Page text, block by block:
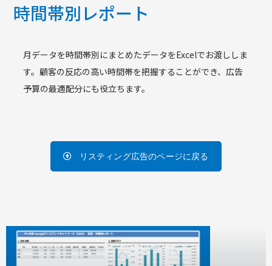
時間帯別レポート
月データを時間帯別にまとめたデータをExcelでお渡ししま
す。顧客の反応の高い時間帯を把握することができ、広告
予算の最適配分にも役立ちます。
リスティング広告のページに戻る